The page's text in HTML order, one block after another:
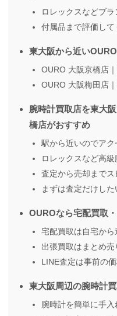
ロレックスなどブ
付属品まで評価し
東大阪から近い
OURO 大阪京橋店
OURO 大阪梅田店
腕時計買取店を東大
橋店がおすすめ
駅から近いのでアク
ロレックスなど高
査定から売却まで
まずは査定だけし
OUROなら宅配買取
宅配買取は自宅から
出張買取はまとめ売
LINE査定は事前の
東大阪周辺の腕時計
腕時計を簡単に手